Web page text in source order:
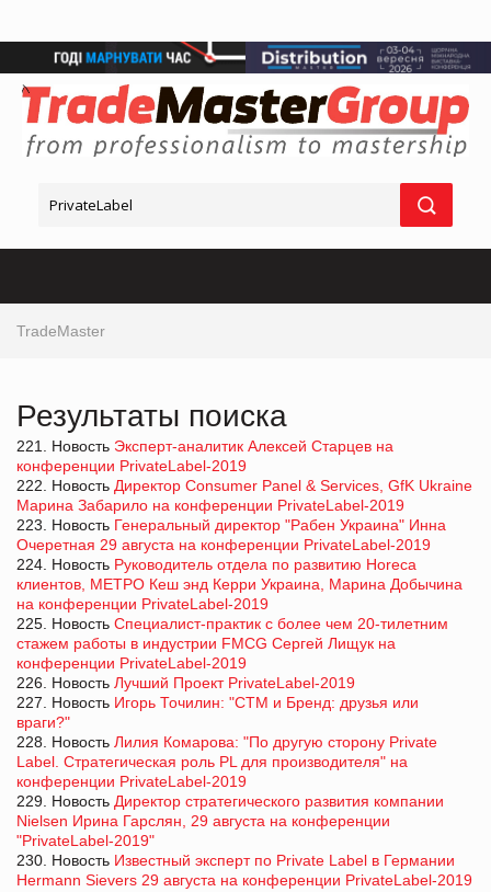
TradeMaster
Результаты поиска
221. Новость Эксперт-аналитик Алексей Старцев на
конференции PrivateLabel-2019
222. Новость Директор Consumer Panel & Services, GfK Ukraine
Марина Забарило на конференции PrivateLabel-2019
223. Новость Генеральный директор "Рабен Украина" Инна
Очеретная 29 августа на конференции PrivateLabel-2019
224. Новость Руководитель отдела по развитию Horeca
клиентов, МЕТРО Кеш энд Керри Украина, Марина Добычина
на конференции PrivateLabel-2019
225. Новость Специалист-практик с более чем 20-тилетним
стажем работы в индустрии FMCG Сергей Лищук на
конференции PrivateLabel-2019
226. Новость Лучший Проект PrivateLabel-2019
227. Новость Игорь Точилин: "СТМ и Бренд: друзья или
враги?"
228. Новость Лилия Комарова: "По другую сторону Private
Label. Стратегическая роль PL для производителя" на
конференции PrivateLabel-2019
229. Новость Директор стратегического развития компании
Nielsen Ирина Гарслян, 29 августа на конференции
"PrivateLabel-2019"
230. Новость Известный эксперт по Private Label в Германии
Hermann Sievers 29 августа на конференции PrivateLabel-2019